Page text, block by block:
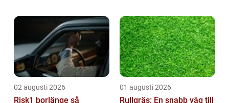
02 augusti 2026
Risk1 borlänge så
01 augusti 2026
Rullgräs: En snabb väg till